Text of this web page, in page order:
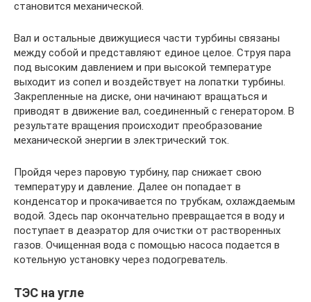
становится механической.
Вал и остальные движущиеся части турбины связаны
между собой и представляют единое целое. Струя пара
под высоким давлением и при высокой температуре
выходит из сопел и воздействует на лопатки турбины.
Закрепленные на диске, они начинают вращаться и
приводят в движение вал, соединенный с генератором. В
результате вращения происходит преобразование
механической энергии в электрический ток.
Пройдя через паровую турбину, пар снижает свою
температуру и давление. Далее он попадает в
конденсатор и прокачивается по трубкам, охлаждаемым
водой. Здесь пар окончательно превращается в воду и
поступает в деаэратор для очистки от растворенных
газов. Очищенная вода с помощью насоса подается в
котельную установку через подогреватель.
ТЭС на угле